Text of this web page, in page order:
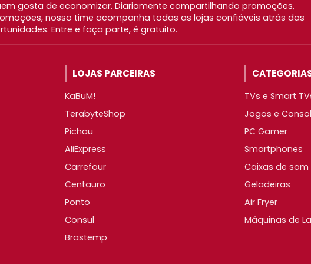
gosta de economizar. Diariamente compartilhando promoções,
nosso time acompanha todas as lojas confiáveis atrás das
Entre e faça parte, é gratuito.
LOJAS PARCEIRAS
KaBuM!
TerabyteShop
Pichau
AliExpress
Carrefour
Centauro
Ponto
Consul
Brastemp
TVs e Smart
Jogos e
PC Gamer
Smartphones
Caixas de som
Geladeiras
Air Fryer
Máquinas de